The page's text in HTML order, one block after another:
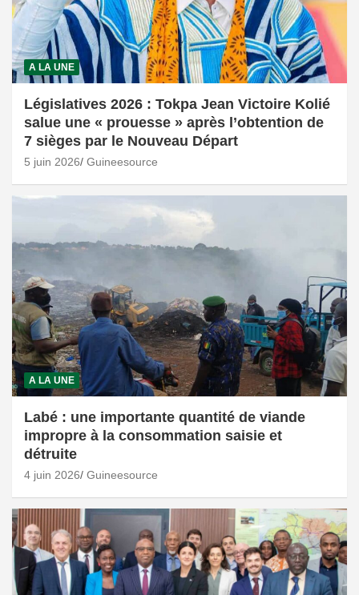
A LA UNE
Législatives 2026 : Tokpa Jean Victoire Kolié
salue une « prouesse » après l’obtention de
7 sièges par le Nouveau Départ
5 juin 2026 Guineesource
A LA UNE
Labé : une importante quantité de viande
impropre à la consommation saisie et
détruite
4 juin 2026 Guineesource